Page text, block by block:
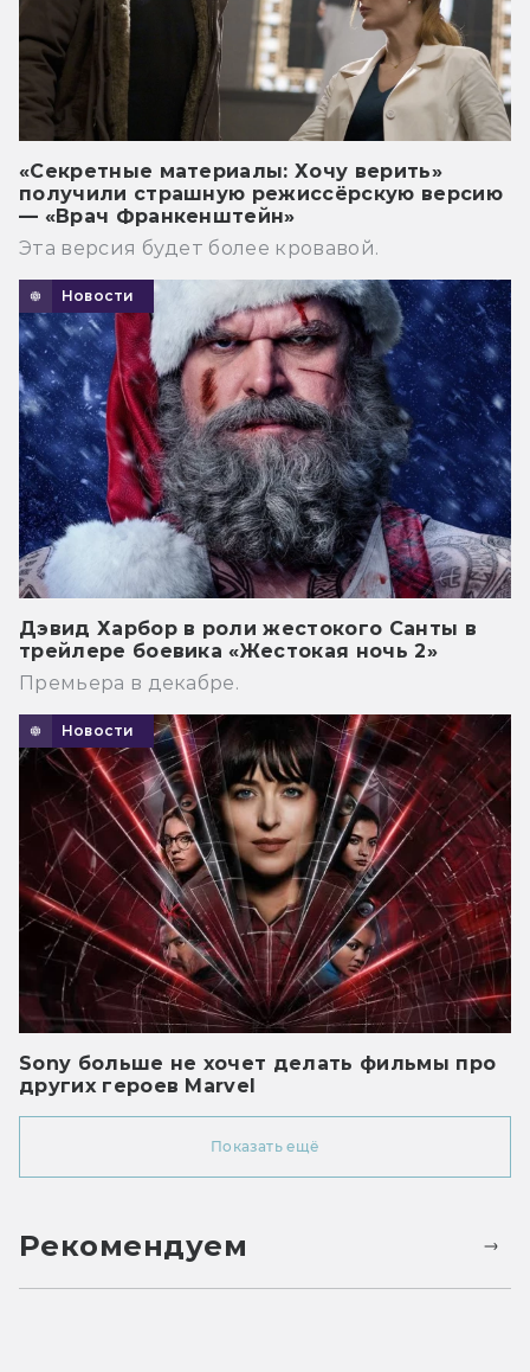
«Секретные материалы: Хочу верить»
получили страшную режиссёрскую версию
— «Врач Франкенштейн»
Эта версия будет более кровавой.
Новости
Дэвид Харбор в роли жестокого Санты в
трейлере боевика «Жестокая ночь 2»
Премьера в декабре.
Новости
Sony больше не хочет делать фильмы про
других героев Marvel
Показать ещё
Рекомендуем